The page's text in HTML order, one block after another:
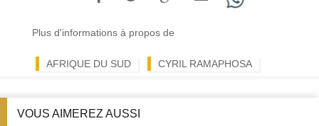
Plus d'informations à propos de
AFRIQUE DU SUD CYRIL RAMAPHOSA
VOUS AIMEREZ AUSSI